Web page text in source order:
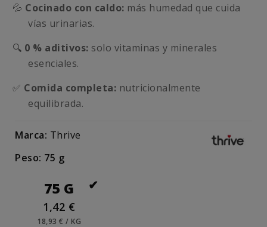
💦 Cocinado con caldo: más humedad que cuida
vías urinarias.
🔍 0 % aditivos: solo vitaminas y minerales
esenciales.
✅ Comida completa: nutricionalmente
equilibrada.
Marca: Thrive
Peso: 75 g
75 G
1,42 €
18,93 € / KG